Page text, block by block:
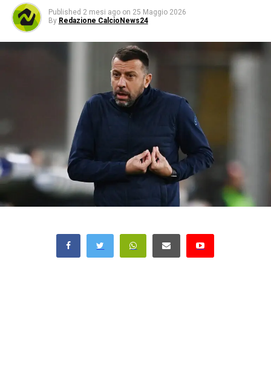
Published 2 mesi ago on 25 Maggio 2026
By Redazione CalcioNews24